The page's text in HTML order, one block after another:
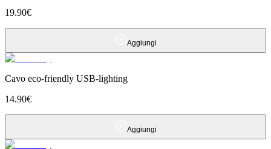
19.90€
Aggiungi
Cavo eco-friendly USB-lighting
14.90€
Aggiungi